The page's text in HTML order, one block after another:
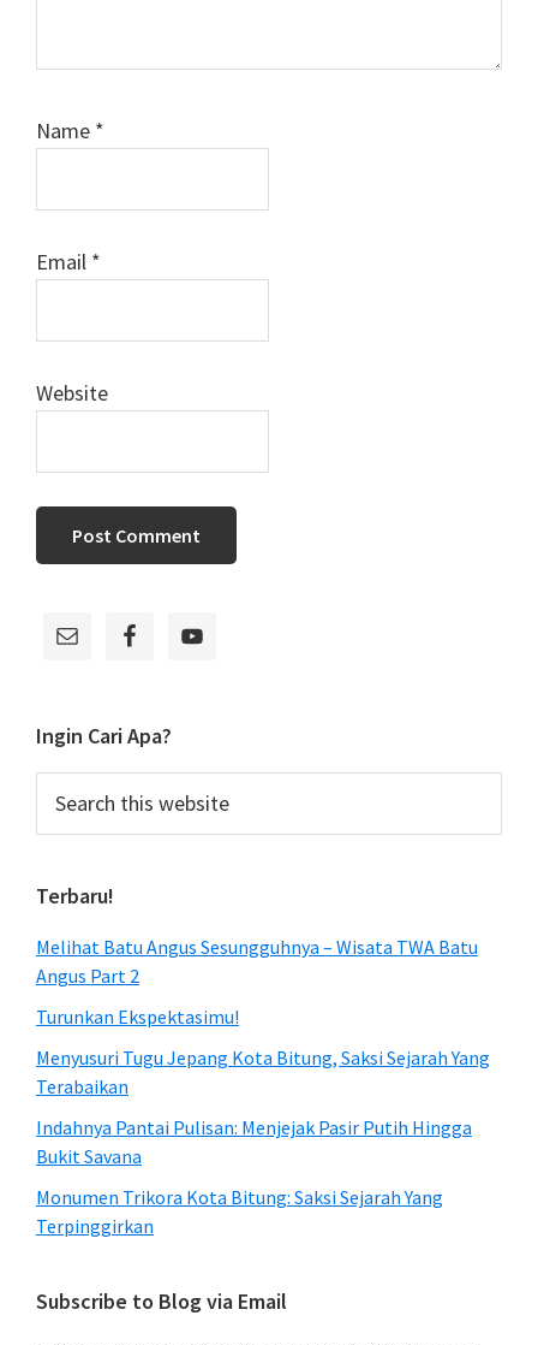
Name *
Email *
Website
Primary
Ingin Cari Apa?
this
Terbaru!
Melihat Batu Angus Sesungguhnya – Wisata TWA Batu
Angus Part 2
Turunkan Ekspektasimu!
Menyusuri Tugu Jepang Kota Bitung, Saksi Sejarah Yang
Terabaikan
Indahnya Pantai Pulisan: Menjejak Pasir Putih Hingga
Bukit Savana
Monumen Trikora Kota Bitung: Saksi Sejarah Yang
Terpinggirkan
Subscribe to Blog via Email